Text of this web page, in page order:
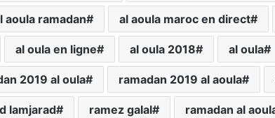
al aoula maroc en direct
aoula ramadan
al oula
al oula 2018
al oula en ligne
ramadan 2019 al aoula
2019 al oula
ramadan al
ramez galal
lamjarad